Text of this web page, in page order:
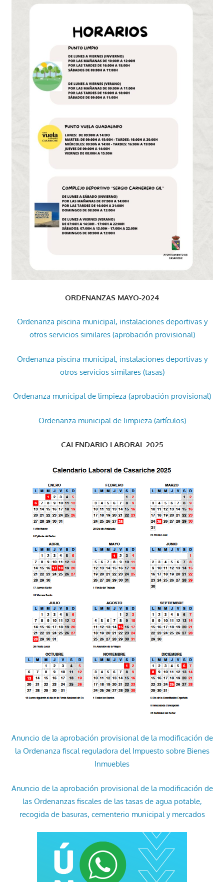
ORDENANZAS MAYO-2024
Ordenanza piscina municipal, instalaciones deportivas y
otros servicios similares (aprobación provisional)
Ordenanza piscina municipal, instalaciones deportivas y
otros servicios similares (tasas)
Ordenanza municipal de limpieza (aprobación provisional)
Ordenanza municipal de limpieza (artículos)
CALENDARIO LABORAL 2025
Anuncio de la aprobación provisional de la modificación de
la Ordenanza fiscal reguladora del Impuesto sobre Bienes
Inmuebles
Anuncio de la aprobación provisional de la modificación de
las Ordenanzas fiscales de las tasas de agua potable,
recogida de basuras, cementerio municipal y mercados